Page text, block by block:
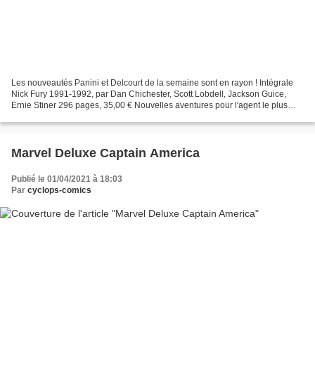
Les nouveautés Panini et Delcourt de la semaine sont en rayon ! Intégrale
Nick Fury 1991-1992, par Dan Chichester, Scott Lobdell, Jackson Guice,
Ernie Stiner 296 pages, 35,00 € Nouvelles aventures pour l'agent le plus
Marvel Deluxe Captain America
Publié le 01/04/2021 à 18:03
Par cyclops-comics